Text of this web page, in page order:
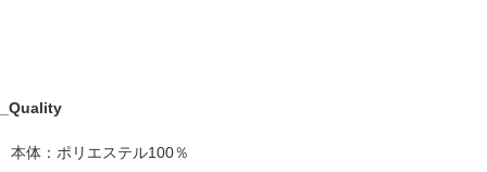
_Quality
本体：ポリエステル100％